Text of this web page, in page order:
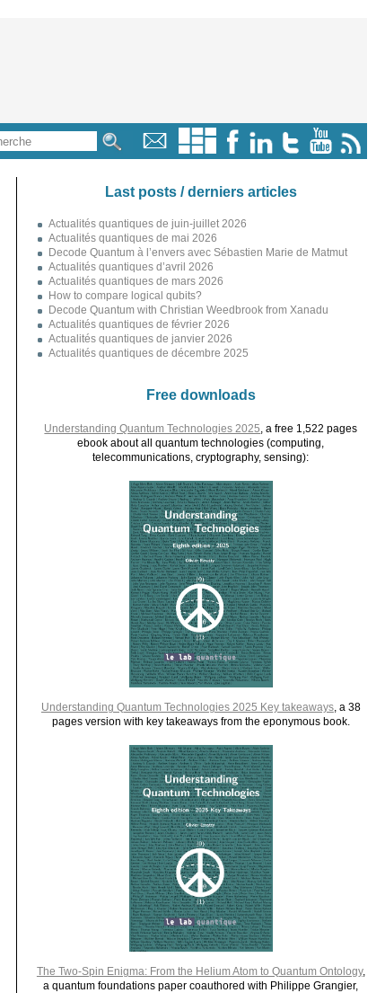
Last posts / derniers articles
Actualités quantiques de juin-juillet 2026
Actualités quantiques de mai 2026
Decode Quantum à l’envers avec Sébastien Marie de Matmut
Actualités quantiques d’avril 2026
Actualités quantiques de mars 2026
How to compare logical qubits?
Decode Quantum with Christian Weedbrook from Xanadu
Actualités quantiques de février 2026
Actualités quantiques de janvier 2026
Actualités quantiques de décembre 2025
Free downloads
Understanding Quantum Technologies 2025 , a free 1,522 pages
ebook about all quantum technologies (computing,
telecommunications, cryptography, sensing):
Understanding Quantum Technologies 2025 Key takeaways, a 38
pages version with key takeaways from the eponymous book.
The Two-Spin Enigma: From the Helium Atom to Quantum Ontology,
a quantum foundations paper coauthored with Philippe Grangier,